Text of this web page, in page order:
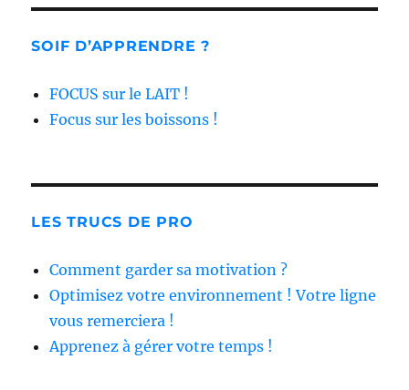
SOIF D’APPRENDRE ?
FOCUS sur le LAIT !
Focus sur les boissons !
LES TRUCS DE PRO
Comment garder sa motivation ?
Optimisez votre environnement ! Votre ligne
vous remerciera !
Apprenez à gérer votre temps !